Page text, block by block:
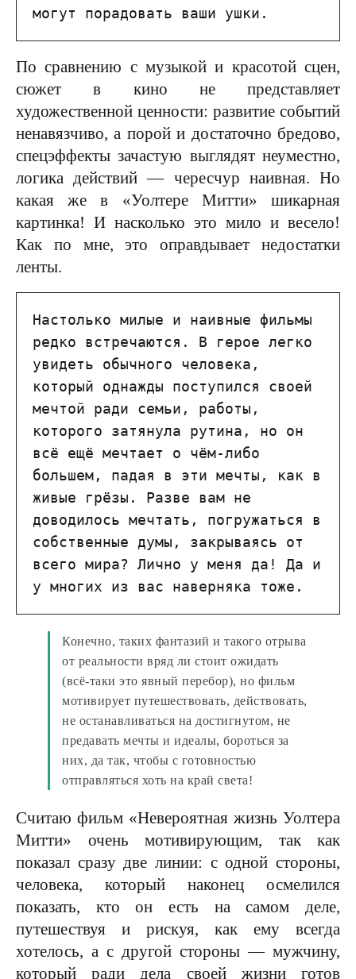
могут порадовать ваши ушки.
По сравнению с музыкой и красотой сцен,
сюжет в кино не представляет
художественной ценности: развитие событий
ненавязчиво, а порой и достаточно бредово,
спецэффекты зачастую выглядят неуместно,
логика действий — чересчур наивная. Но
какая же в «Уолтере Митти» шикарная
картинка! И насколько это мило и весело!
Как по мне, это оправдывает недостатки
ленты.
Настолько милые и наивные фильмы
редко встречаются. В герое легко
увидеть обычного человека,
который однажды поступился своей
мечтой ради семьи, работы,
которого затянула рутина, но он
всё ещё мечтает о чём-либо
большем, падая в эти мечты, как в
живые грёзы. Разве вам не
доводилось мечтать, погружаться в
собственные думы, закрываясь от
всего мира? Лично у меня да! Да и
у многих из вас наверняка тоже.
Конечно, таких фантазий и такого отрыва
от реальности вряд ли стоит ожидать
(всё-таки это явный перебор), но фильм
мотивирует путешествовать, действовать,
не останавливаться на достигнутом, не
предавать мечты и идеалы, бороться за
них, да так, чтобы с готовностью
отправляться хоть на край света!
Считаю фильм «Невероятная жизнь Уолтера
Митти» очень мотивирующим, так как
показал сразу две линии: с одной стороны,
человека, который наконец осмелился
показать, кто он есть на самом деле,
путешествуя и рискуя, как ему всегда
хотелось, а с другой стороны — мужчину,
который ради дела своей жизни готов